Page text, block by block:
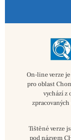
On-line verze
pro oblast
vychází z
Tištěné verze
pod názvem